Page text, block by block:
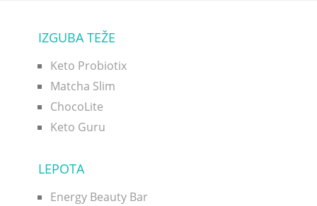
IZGUBA TEŽE
Keto Probiotix
Matcha Slim
ChocoLite
Keto Guru
LEPOTA
Energy Beauty Bar